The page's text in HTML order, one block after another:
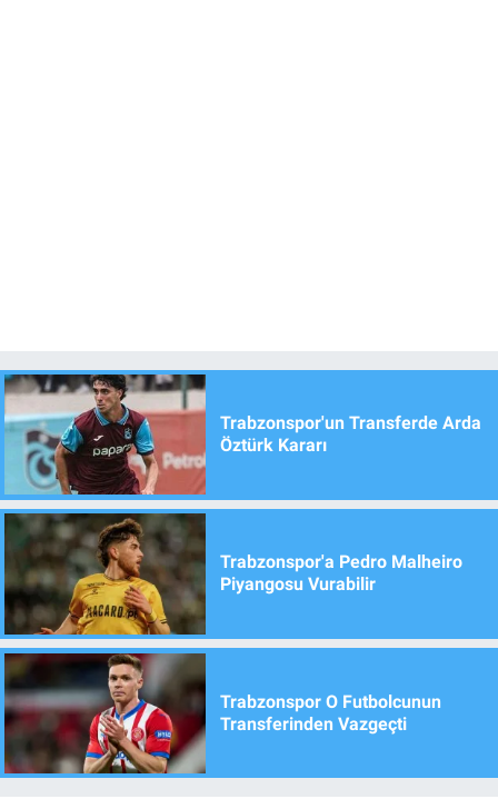
Trabzonspor'un Transferde Arda
Öztürk Kararı
Trabzonspor'a Pedro Malheiro
Piyangosu Vurabilir
Trabzonspor O Futbolcunun
Transferinden Vazgeçti